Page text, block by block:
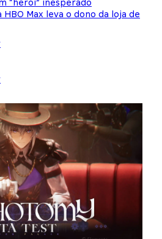
“herói” inesperado
Max leva o dono da loja de